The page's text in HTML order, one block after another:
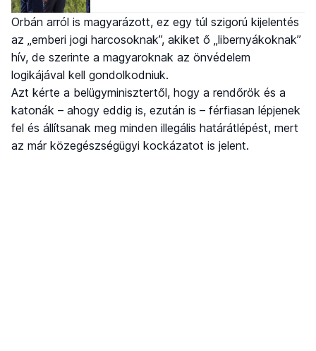
Orbán arról is magyarázott, ez egy túl szigorú kijelentés
az „emberi jogi harcosoknak”, akiket ő „libernyákoknak”
hív, de szerinte a magyaroknak az önvédelem
logikájával kell gondolkodniuk.
Azt kérte a belügyminisztertől, hogy a rendőrök és a
katonák – ahogy eddig is, ezután is – férfiasan lépjenek
fel és állítsanak meg minden illegális határátlépést, mert
az már közegészségügyi kockázatot is jelent.